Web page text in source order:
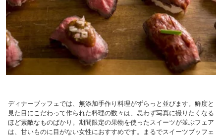
ディナーブッフェでは、無添加手作り料理がずらっと並びます。鮮度と
見た目にこだわって作られた料理の数々は、思わず写真に撮りたくなる
ほど素敵なものばかり。期間限定の果物を使ったスイーツが並ぶフェア
は、甘いものに目がない女性におすすめです。まるでスイーツブッフェ